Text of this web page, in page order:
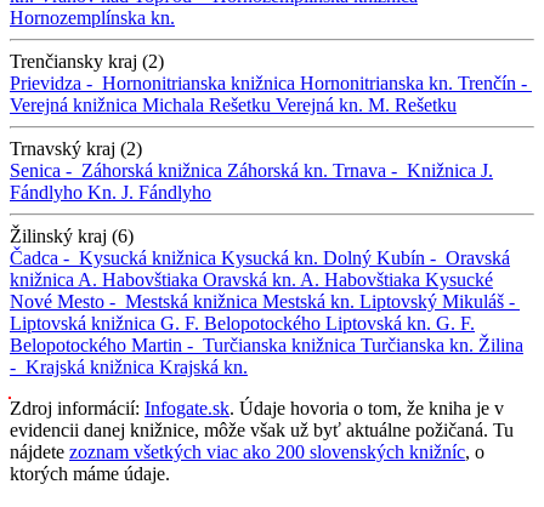
Hornozemplínska kn.
Trenčiansky kraj (2)
Prievidza - Hornonitrianska knižnica Hornonitrianska kn. Trenčín -
Verejná knižnica Michala Rešetku Verejná kn. M. Rešetku
Trnavský kraj (2)
Senica - Záhorská knižnica Záhorská kn. Trnava - Knižnica J.
Fándlyho Kn. J. Fándlyho
Žilinský kraj (6)
Čadca - Kysucká knižnica Kysucká kn. Dolný Kubín - Oravská
knižnica A. Habovštiaka Oravská kn. A. Habovštiaka Kysucké
Nové Mesto - Mestská knižnica Mestská kn. Liptovský Mikuláš -
Liptovská knižnica G. F. Belopotockého Liptovská kn. G. F.
Belopotockého Martin - Turčianska knižnica Turčianska kn. Žilina
- Krajská knižnica Krajská kn.
Zdroj informácií: Infogate.sk. Údaje hovoria o tom, že kniha je v
evidencii danej knižnice, môže však už byť aktuálne požičaná. Tu
nájdete zoznam všetkých viac ako 200 slovenských knižníc, o
ktorých máme údaje.